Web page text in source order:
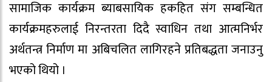
सामाजिक कार्यक्रम ब्याबसायिक हकहित संग सम्बन्धित
कार्यक्रमहरुलाई निरन्तरता दिदै स्वाधिन तथा आत्मनिर्भर
अर्थतन्त्र निर्माण मा अबिचलित लागिरहने प्रतिबद्धता जनाउनु
भएको थियो ।